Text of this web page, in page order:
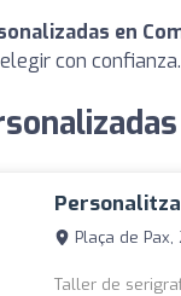
en
con confianza.
Plaça de
Taller de